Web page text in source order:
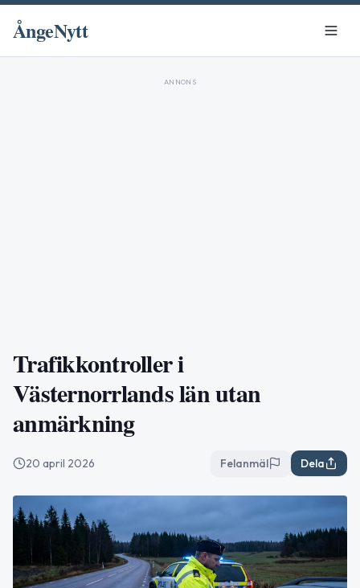
ÅngeNytt
ANNONS
Trafikkontroller i
Västernorrlands län utan
anmärkning
20 april 2026 Felanmäl Dela